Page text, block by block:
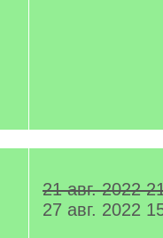
21 авг. 2022
27 авг. 2022